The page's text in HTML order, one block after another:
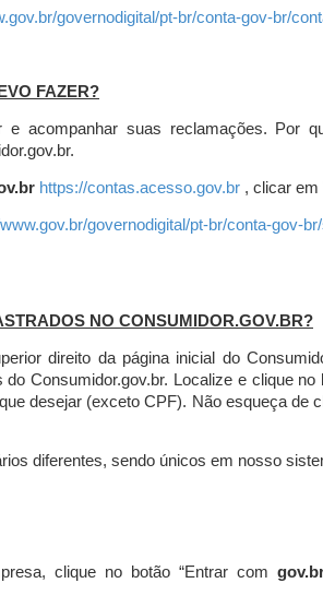
governodigital/pt-br/conta-gov-br/
FAZER?
acompanhar suas reclamações. Por
https://contas.acesso.gov.br , clicar em
governodigital/pt-br/conta-gov-
NO CONSUMIDOR.GOV.BR?
direito da página inicial do
Consumidor.gov.br. Localize e clique no
desejar (exceto CPF). Não esqueça de
diferentes, sendo únicos em nosso
clique no botão “Entrar com